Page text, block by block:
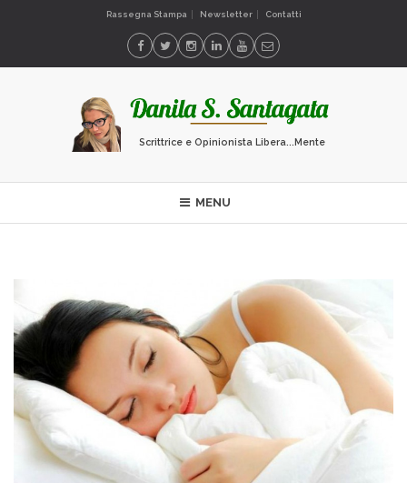
Rassegna Stampa Newsletter Contatti
Scrittrice e Opinionista Libera...Mente
MENU